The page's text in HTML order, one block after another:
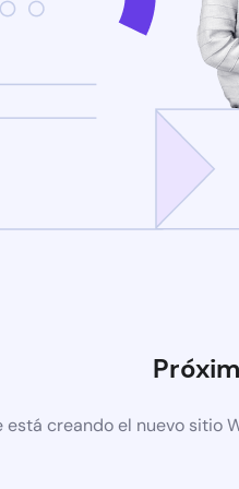
está creando el nuevo sitio